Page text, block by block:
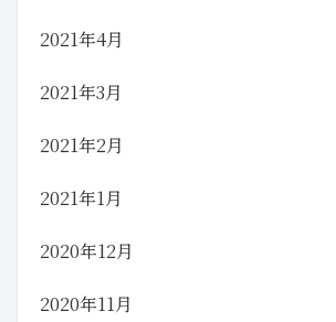
2021年4月
2021年3月
2021年2月
2021年1月
2020年12月
2020年11月